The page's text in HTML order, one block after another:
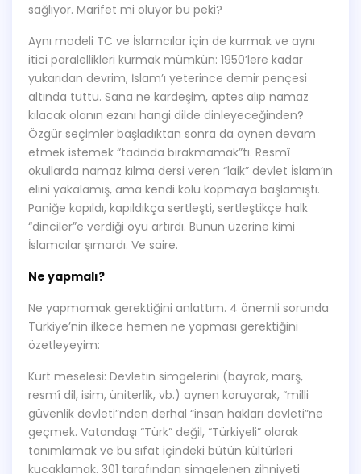
sağlıyor. Marifet mi oluyor bu peki?
Aynı modeli TC ve İslamcılar için de kurmak ve aynı
itici paralellikleri kurmak mümkün: 1950’lere kadar
yukarıdan devrim, İslam’ı yeterince demir pençesi
altında tuttu. Sana ne kardeşim, aptes alıp namaz
kılacak olanın ezanı hangi dilde dinleyeceğinden?
Özgür seçimler başladıktan sonra da aynen devam
etmek istemek “tadında bırakmamak”tı. Resmî
okullarda namaz kılma dersi veren “laik” devlet İslam’ın
elini yakalamış, ama kendi kolu kopmaya başlamıştı.
Paniğe kapıldı, kapıldıkça sertleşti, sertleştikçe halk
“dinciler”e verdiği oyu artırdı. Bunun üzerine kimi
İslamcılar şımardı. Ve saire.
Ne yapmalı?
Ne yapmamak gerektiğini anlattım. 4 önemli sorunda
Türkiye’nin ilkece hemen ne yapması gerektiğini
özetleyeyim:
Kürt meselesi: Devletin simgelerini (bayrak, marş,
resmî dil, isim, üniterlik, vb.) aynen koruyarak, “milli
güvenlik devleti”nden derhal “insan hakları devleti”ne
geçmek. Vatandaşı “Türk” değil, “Türkiyeli” olarak
tanımlamak ve bu sıfat içindeki bütün kültürleri
kucaklamak. 301 tarafından simgelenen zihniyeti